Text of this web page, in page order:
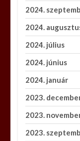
2024.
2024.
2024. július
2024. június
2024. január
2023.
2023.
2023.